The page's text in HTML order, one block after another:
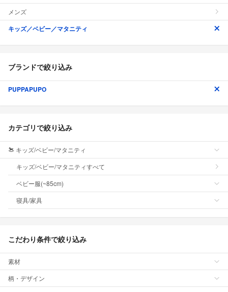
メンズ
キッズ／ベビー／マタニティ
ブランドで絞り込み
PUPPAPUPO
カテゴリで絞り込み
キッズ/ベビー/マタニティ
キッズ/ベビー/マタニティすべて
ベビー服(~85cm)
寝具/家具
こだわり条件で絞り込み
素材
柄・デザイン